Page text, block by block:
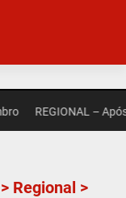
REGIONAL – Após
> Regional >